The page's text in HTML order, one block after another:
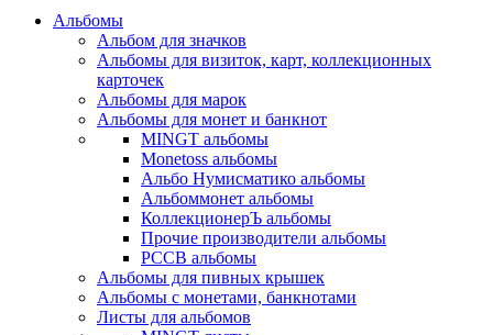
Альбомы
Альбом для значков
Альбомы для визиток, карт, коллекционных
карточек
Альбомы для марок
Альбомы для монет и банкнот
MINGT альбомы
Monetoss альбомы
Альбо Нумисматико альбомы
Альбоммонет альбомы
КоллекционерЪ альбомы
Прочие производители альбомы
РССВ альбомы
Альбомы для пивных крышек
Альбомы с монетами, банкнотами
Листы для альбомов